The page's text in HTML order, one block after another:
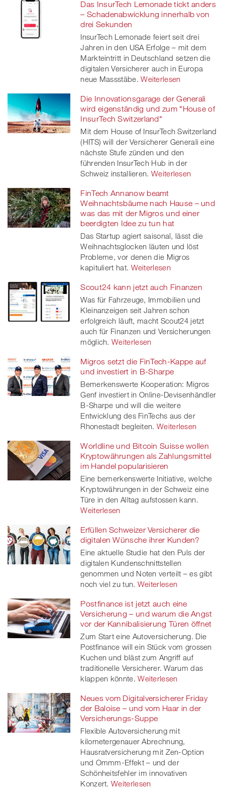
Das InsurTech Lemonade tickt anders
– Schadenabwicklung innerhalb von
drei Sekunden
InsurTech Lemonade feiert seit drei
Jahren in den USA Erfolge – mit dem
Markteintritt in Deutschland setzen die
digitalen Versicherer auch in Europa
neue Massstäbe. Weiterlesen
Die Innovationsgarage der Generali
wird eigenständig und zum "House of
InsurTech Switzerland"
Mit dem House of InsurTech Switzerland
(HITS) will der Versicherer Generali eine
nächste Stufe zünden und den
führenden InsurTech Hub in der
Schweiz installieren. Weiterlesen
FinTech Annanow beamt
Weihnachtsbäume nach Hause – und
was das mit der Migros und einer
beerdigten Idee zu tun hat
Das Startup agiert saisonal, lässt die
Weihnachtsglocken läuten und löst
Probleme, vor denen die Migros
kapituliert hat. Weiterlesen
Scout24 kann jetzt auch Finanzen
Was für Fahrzeuge, Immobilien und
Kleinanzeigen seit Jahren schon
erfolgreich läuft, macht Scout24 jetzt
auch für Finanzen und Versicherungen
möglich. Weiterlesen
Migros setzt die FinTech-Kappe auf
und investiert in B-Sharpe
Bemerkenswerte Kooperation: Migros
Genf investiert in Online-Devisenhändler
B-Sharpe und will die weitere
Entwicklung des FinTechs aus der
Rhonestadt begleiten. Weiterlesen
Worldline und Bitcoin Suisse wollen
Kryptowährungen als Zahlungsmittel
im Handel popularisieren
Eine bemerkenswerte Initiative, welche
Kryptowährungen in der Schweiz eine
Türe in den Alltag aufstossen kann.
Weiterlesen
Erfüllen Schweizer Versicherer die
digitalen Wünsche ihrer Kunden?
Eine aktuelle Studie hat den Puls der
digitalen Kundenschnittstellen
genommen und Noten verteilt – es gibt
noch viel zu tun. Weiterlesen
Postfinance ist jetzt auch eine
Versicherung – und warum die Angst
vor der Kannibalisierung Türen öffnet
Zum Start eine Autoversicherung. Die
Postfinance will ein Stück vom grossen
Kuchen und bläst zum Angriff auf
traditionelle Versicherer. Warum das
klappen könnte. Weiterlesen
Neues vom Digitalversicherer Friday
der Baloise – und vom Haar in der
Versicherungs-Suppe
Flexible Autoversicherung mit
kilometergenauer Abrechnung,
Hausratversicherung mit Zen-Option
und Ommm-Effekt – und der
Schönheitsfehler im innovativen
Konzert. Weiterlesen